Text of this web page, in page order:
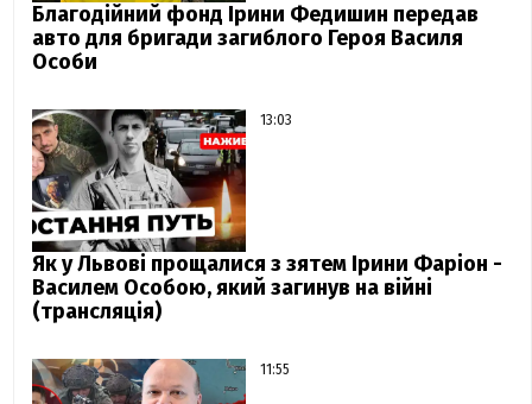
Благодійний фонд Ірини Федишин передав
авто для бригади загиблого Героя Василя
Особи
13:03
Як у Львові прощалися з зятем Ірини Фаріон -
Василем Особою, який загинув на війні
(трансляція)
11:55